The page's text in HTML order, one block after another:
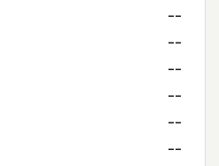
--
--
--
--
--
--